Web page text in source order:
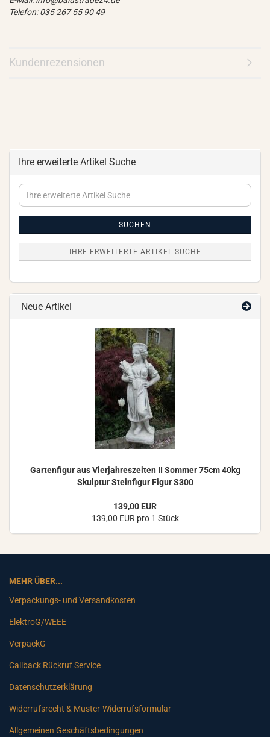
Telefon: 035 267 55 90 49
Kundenrezensionen
Ihre erweiterte Artikel Suche
Ihre
erweiterte
SUCHEN
IHRE ERWEITERTE ARTIKEL SUCHE
Neue Artikel
Gar­ten­fi­gur aus Vier­jah­res­zei­ten II Som­mer 75cm 40kg
Skulp­tur Stein­fi­gur Figur S300
139,00 EUR
139,00 EUR pro 1 Stück
MEHR ÜBER...
Verpackungs- und Versandkosten
ElektroG/WEEE
VerpackG
Callback Rückruf Service
Datenschutzerklärung
Widerrufsrecht & Muster-Widerrufsformular
Allgemeinen Geschäftsbedingungen